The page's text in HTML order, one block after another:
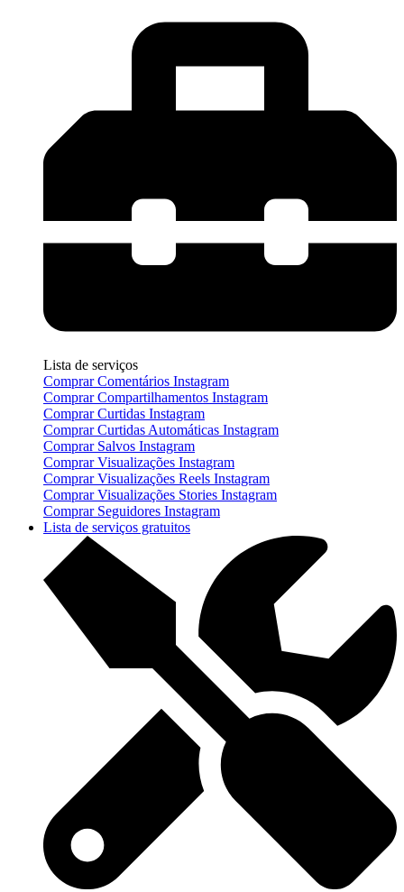
Lista de serviços
Comprar Comentários Instagram
Comprar Compartilhamentos Instagram
Comprar Curtidas Instagram
Comprar Curtidas Automáticas Instagram
Comprar Salvos Instagram
Comprar Visualizações Instagram
Comprar Visualizações Reels Instagram
Comprar Visualizações Stories Instagram
Comprar Seguidores Instagram
Lista de serviços gratuitos